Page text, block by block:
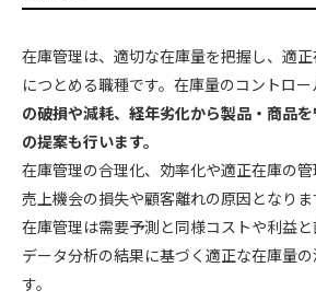
在庫管理は、適切な在庫量を把握し、適
につとめる職種です。在庫量のコントロー
の破損や減耗、経年劣化から製品・商品
の提案も行います。
在庫管理の合理化、効率化や適正在庫の管
売上機会の損失や顧客離れの原因となりま
在庫管理は需要予測と同様コストや利益と
データ分析の結果に基づく適正な在庫量
す。